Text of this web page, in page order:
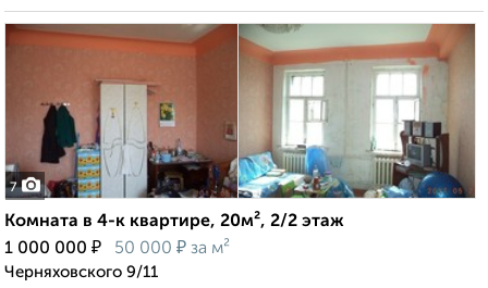
7
Комната в 4-к квартире, 20м², 2/2 этаж
1 000 000 ₽ 50 000 ₽ за м²
Черняховского 9/11